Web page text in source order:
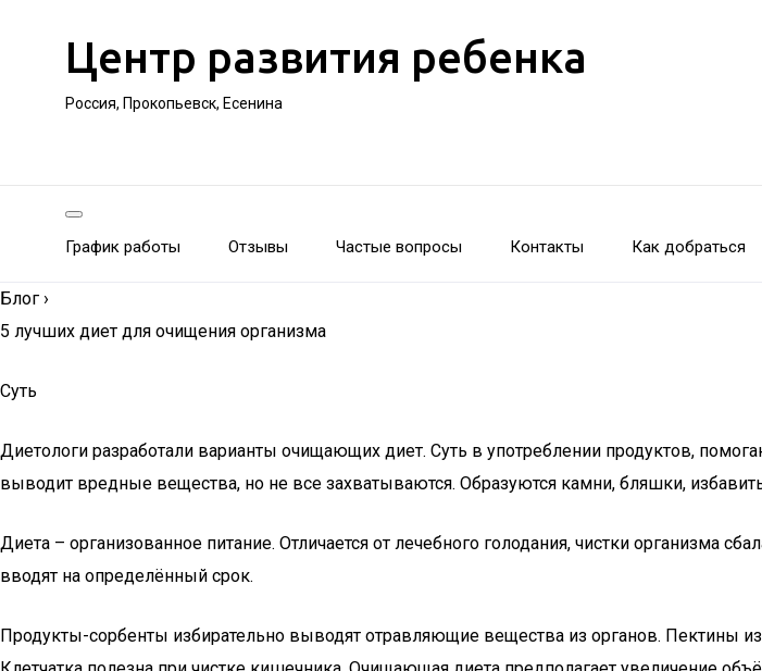
Центр развития ребенка
Россия, Прокопьевск, Есенина
График работы Отзывы Частые вопросы Контакты Как добраться
Блог ›
5 лучших диет для очищения организма
Суть
Диетологи разработали варианты очищающих диет. Суть в употреблении продуктов,
выводит вредные вещества, но не все захватываются. Образуются камни, бляшки,
Диета – организованное питание. Отличается от лечебного голодания, чистки организма
вводят на определённый срок.
Продукты-сорбенты избирательно выводят отравляющие вещества из органов. Пектины